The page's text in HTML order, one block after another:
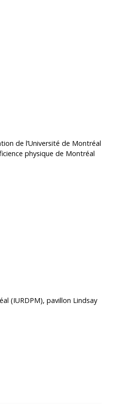
de l’Université de Montréal
physique de Montréal
(IURDPM), pavillon Lindsay